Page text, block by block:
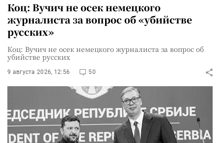
Коц: Вучич не осек немецкого
журналиста за вопрос об «убийстве
русских»
Коц: Вучич не осек немецкого журналиста за вопрос об
убийстве русских
9 августа 2026, 12:56 50